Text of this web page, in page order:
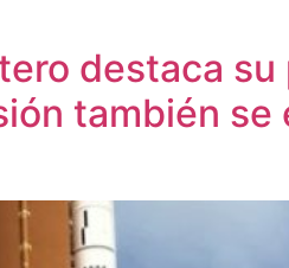
destaca
también se